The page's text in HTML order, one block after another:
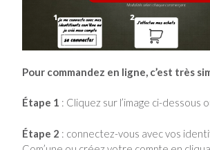
Pour commandez en ligne, c’est très
Étape 1 : Cliquez sur l’image ci-dessous
Étape 2 : connectez-vous avec vos